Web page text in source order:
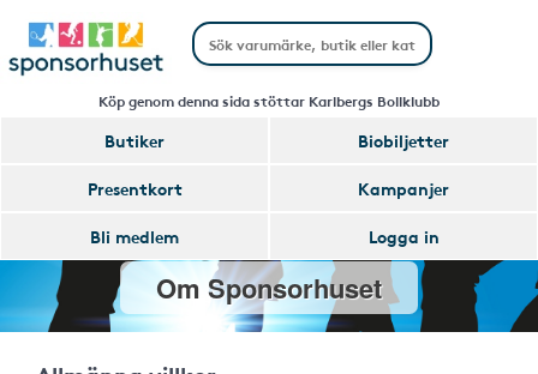
Köp genom denna sida stöttar Karlbergs Bollklubb
Butiker
Biobiljetter
Presentkort
Kampanjer
Bli medlem
Logga in
Om Sponsorhuset